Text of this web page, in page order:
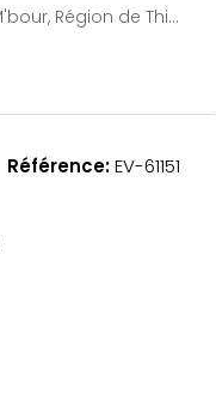
de Thiès, Sénégal
Référence:EV-61151